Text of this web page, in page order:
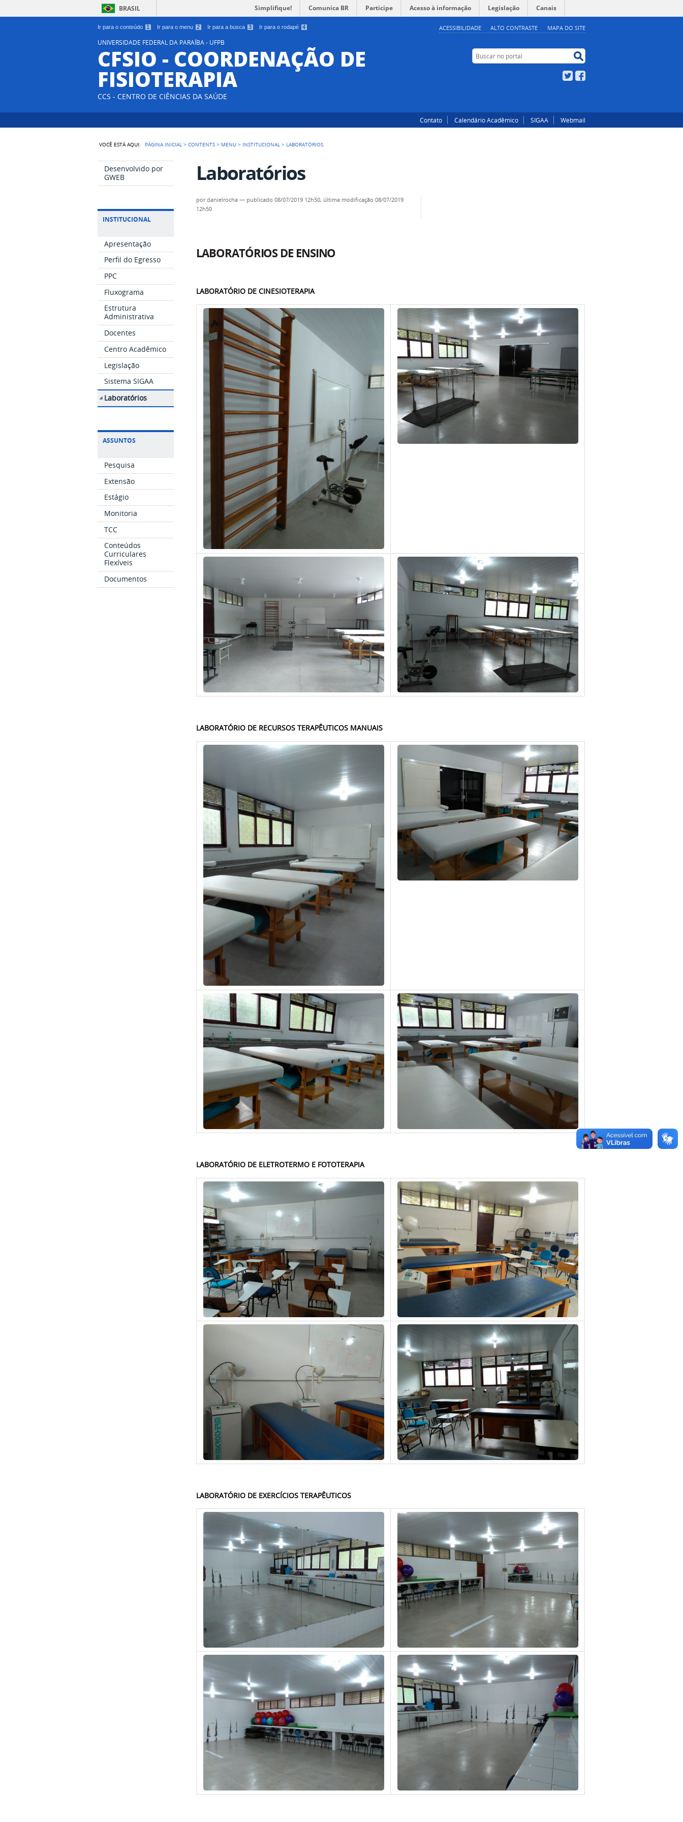
Ir para o conteúdo 1 Ir para o menu 2 Ir para a busca 3 Ir para o rodapé 4 ACESSIBILIDADE ALTO CONTRASTE MAPA DO SITE
BRASIL Simplifique! Comunica BR Participe Acesso à informação Legislação Canais
UNIVERSIDADE FEDERAL DA PARAÍBA - UFPB
CFSIO - COORDENAÇÃO DE
FISIOTERAPIA
CCS - CENTRO DE CIÊNCIAS DA SAÚDE
Buscar no portal
Twitter
Contato Calendário Acadêmico SIGAA Webmail
VOCÊ ESTÁ AQUI: PÁGINA INICIAL >CONTENTS > MENU > INSTITUCIONAL > LABORATÓRIOS
Desenvolvido por
GWEB
INSTITUCIONAL
Apresentação
Perfil do Egresso
PPC
Fluxograma
Estrutura
Administrativa
Docentes
Centro Acadêmico
Legislação
Sistema SIGAA
Laboratórios
ASSUNTOS
Pesquisa
Extensão
Estágio
Monitoria
TCC
Conteúdos
Curriculares
Flexíveis
Documentos
Laboratórios
pordanielrocha — publicado 08/07/2019 12h50, última modificação 08/07/2019
12h50
LABORATÓRIOS DE ENSINO
LABORATÓRIO DE CINESIOTERAPIA
LABORATÓRIO DE RECURSOS TERAPÊUTICOS MANUAIS
LABORATÓRIO DE ELETROTERMO E FOTOTERAPIA
LABORATÓRIO DE EXERCÍCIOS TERAPÊUTICOS